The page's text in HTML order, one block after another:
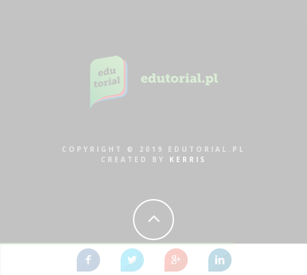
COPYRIGHT © 2019 EDUTORIAL.PL
CREATED BY KERRIS